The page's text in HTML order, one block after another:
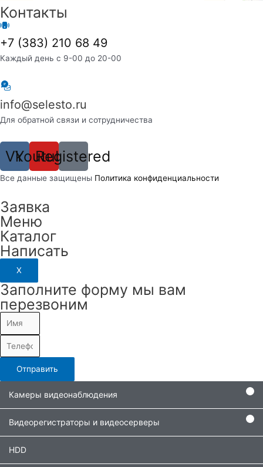
Контакты
+7 (383) 210 68 49
Каждый день с 9-00 до 20-00
info@selesto.ru
Для обратной связи и сотрудничества
VkYoutube
Registered
Вcе данные защищены Политика конфиденциальности
Заявка
Меню
Каталог
Написать
X
Заполните форму мы вам
перезвоним
Отправить
Камеры видеонаблюдения
Видеорегистраторы и видеосерверы
HDD